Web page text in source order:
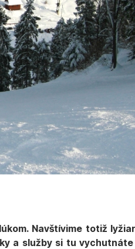
Navštívime totiž
a služby si tu